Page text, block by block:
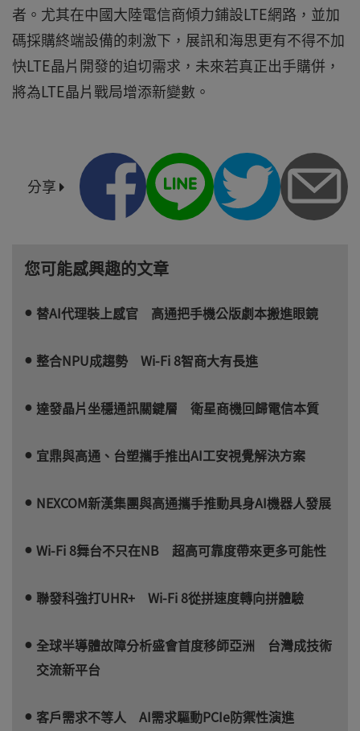
者。尤其在中國大陸電信商傾力鋪設LTE網路，並加
碼採購終端設備的刺激下，展訊和海思更有不得不加
快LTE晶片開發的迫切需求，未來若真正出手購併，
將為LTE晶片戰局增添新變數。
分享
您可能感興趣的文章
替AI代理裝上感官 高通把手機公版劇本搬進眼鏡
整合NPU成趨勢 Wi-Fi 8智商大有長進
達發晶片坐穩通訊關鍵層 衛星商機回歸電信本質
宜鼎與高通、台塑攜手推出AI工安視覺解決方案
NEXCOM新漢集團與高通攜手推動具身AI機器人發展
Wi-Fi 8舞台不只在NB 超高可靠度帶來更多可能性
聯發科強打UHR+ Wi-Fi 8從拼速度轉向拼體驗
全球半導體故障分析盛會首度移師亞洲 台灣成技術
交流新平台
客戶需求不等人 AI需求驅動PCIe防禦性演進